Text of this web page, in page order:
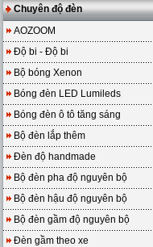
Chuyên độ đèn
AOZOOM
Độ bi - Độ bi
Bộ bóng Xenon
Bóng đèn LED Lumileds
Bóng đèn ô tô tăng sáng
Bộ đèn lắp thêm
Đèn độ handmade
Bộ đèn pha độ nguyên bộ
Bộ đèn hậu độ nguyên bộ
Bộ đèn gầm độ nguyên bộ
Đèn gầm theo xe